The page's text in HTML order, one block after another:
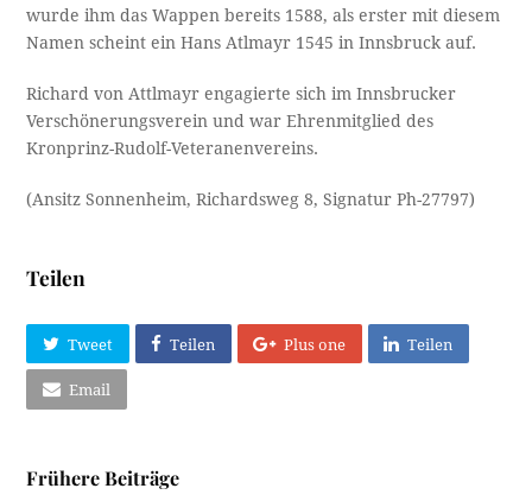
wurde ihm das Wappen bereits 1588, als erster mit diesem
Namen scheint ein Hans Atlmayr 1545 in Innsbruck auf.
Richard von Attlmayr engagierte sich im Innsbrucker
Verschönerungsverein und war Ehrenmitglied des
Kronprinz-Rudolf-Veteranenvereins.
(Ansitz Sonnenheim, Richardsweg 8, Signatur Ph-27797)
Teilen
Tweet Teilen Plus one Teilen
Email
Frühere Beiträge